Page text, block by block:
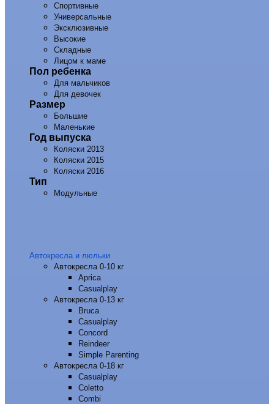
Спортивные
Универсальные
Эксклюзивные
Высокие
Складные
Лицом к маме
Пол ребенка
Для мальчиков
Для девочек
Размер
Большие
Маленькие
Год выпуска
Коляски 2013
Коляски 2015
Коляски 2016
Тип
Модульные
Автокресла и люльки
Автокресла 0-10 кг
Aprica
Casualplay
Автокресла 0-13 кг
Bruca
Casualplay
Concord
Reindeer
Simple Parenting
Автокресла 0-18 кг
Casualplay
Coletto
Combi